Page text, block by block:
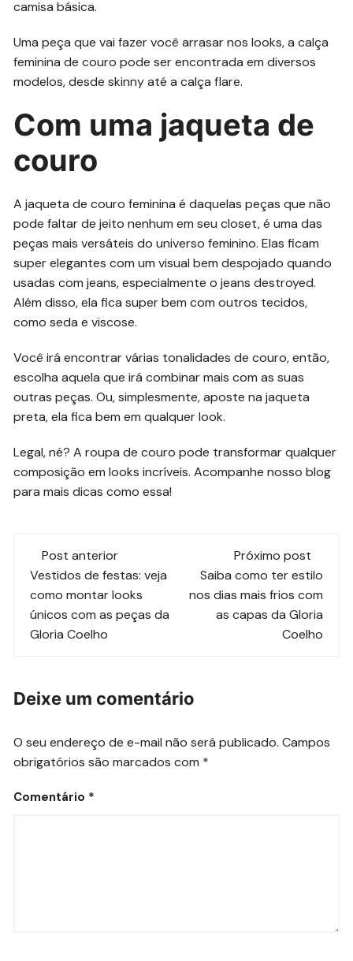
camisa básica.
Uma peça que vai fazer você arrasar nos looks, a calça
feminina de couro pode ser encontrada em diversos
modelos, desde skinny até a calça flare.
Com uma jaqueta de
couro
A jaqueta de couro feminina é daquelas peças que não
pode faltar de jeito nenhum em seu closet, é uma das
peças mais versáteis do universo feminino. Elas ficam
super elegantes com um visual bem despojado quando
usadas com jeans, especialmente o jeans destroyed.
Além disso, ela fica super bem com outros tecidos,
como seda e viscose.
Você irá encontrar várias tonalidades de couro, então,
escolha aquela que irá combinar mais com as suas
outras peças. Ou, simplesmente, aposte na jaqueta
preta, ela fica bem em qualquer look.
Legal, né? A roupa de couro pode transformar qualquer
composição em looks incríveis. Acompanhe nosso blog
para mais dicas como essa!
Navegação
de
post
Post anterior
Vestidos de festas: veja
como montar looks
únicos com as peças da
Gloria Coelho
Próximo post
Saiba como ter estilo
nos dias mais frios com
as capas da Gloria
Coelho
Deixe um comentário
O seu endereço de e-mail não será publicado. Campos
obrigatórios são marcados com *
Comentário *